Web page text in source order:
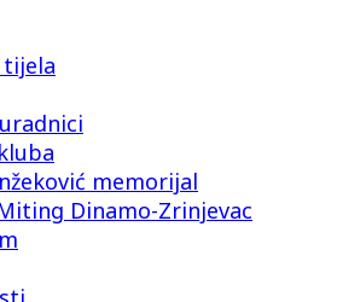
tijela
memorijal
Dinamo-Zrinjevac